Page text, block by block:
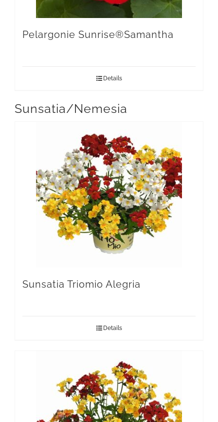
Pelargonie Sunrise®Samantha
Details
Sunsatia/Nemesia
Sunsatia Triomio Alegria
Details